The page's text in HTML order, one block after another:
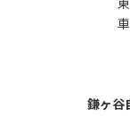
鎌ヶ谷